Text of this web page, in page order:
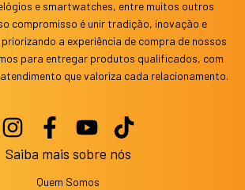
e smartwatches, entre muitos outros
compromisso é unir tradição, inovação e
a experiência de compra de nossos
para entregar produtos qualificados, com
que valoriza cada relacionamento.
Saiba mais sobre nós
Quem Somos